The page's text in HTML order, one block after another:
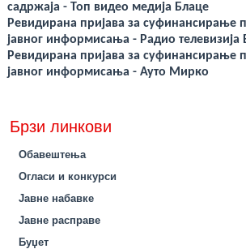
садржаја - Топ видео медија Блаце
Ревидирана пријава за суфинансирање
јавног информисања - Радио телевизија
Ревидирана пријава за суфинансирање
јавног информисања - Ауто Мирко
Брзи линкови
Обавештења
Огласи и конкурси
Јавне набавке
Јавне расправе
Буџет